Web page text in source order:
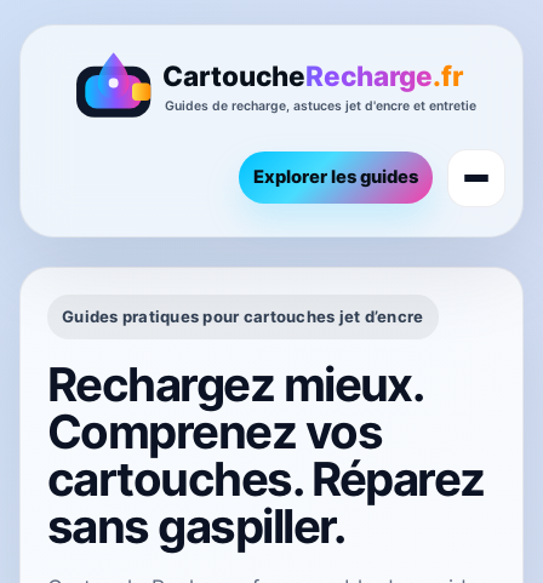
Explorer les guides
Guides pratiques pour cartouches jet d’encre
Rechargez mieux.
Comprenez vos
cartouches. Réparez
sans gaspiller.